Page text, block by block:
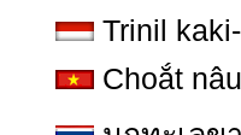
Trinil
Choắt nâu